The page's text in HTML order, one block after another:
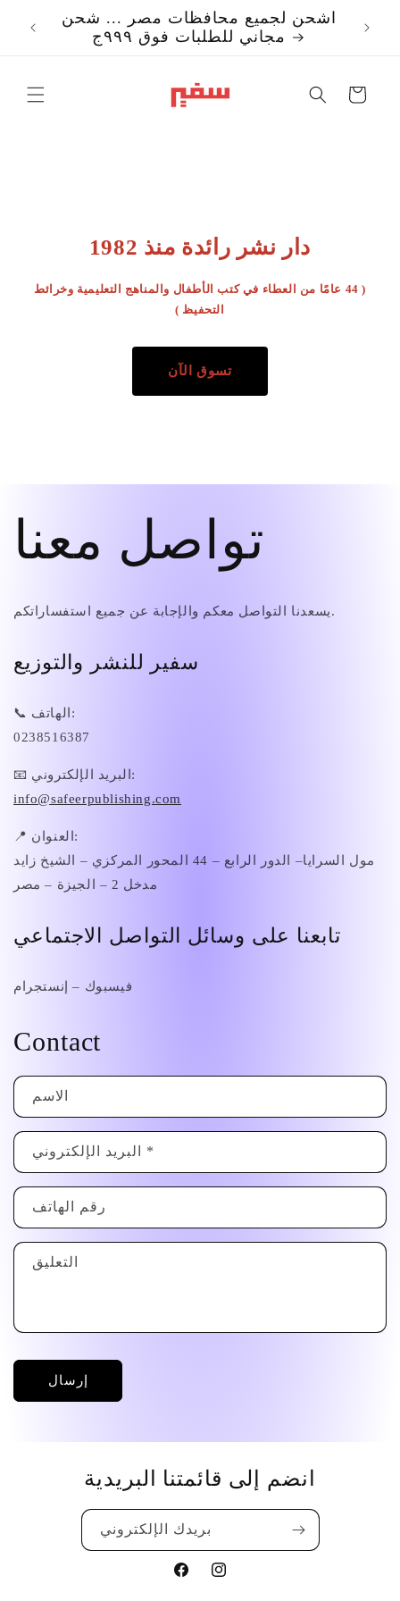
إلى
المحتوى
اشحن لجميع محافظات مصر ... شحن
مجاني للطلبات فوق ٩٩٩ج
Translation
دار نشر رائدة منذ 1982
( 44 عامًا من العطاء في كتب الأطفال والمناهج التعليمية وخرائط
التحفيظ )
تسوق الآن
تواصل معنا
يسعدنا التواصل معكم والإجابة عن جميع استفساراتكم.
سفير للنشر والتوزيع
📞 الهاتف:
0238516387
📧 البريد الإلكتروني:
info@safeerpublishing.com
📍 العنوان:
مول السرايا– الدور الرابع – 44 المحور المركزي – الشيخ زايد
مدخل 2 – الجيزة – مصر
تابعنا على وسائل التواصل الاجتماعي
فيسبوك – إنستجرام
Contact
الاسم
*
رقم الهاتف
التعليق
إرسال
انضم إلى قائمتنا البريدية
بريدك الإلكتروني
TranslationTranslation